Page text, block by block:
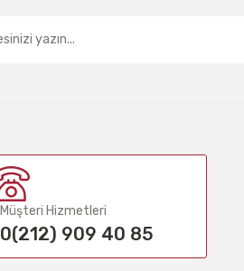
Müşteri Hizmetleri
0(212) 909 40 85